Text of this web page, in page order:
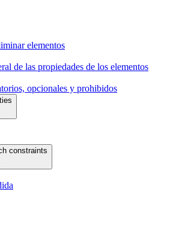
elementos
de las propiedades de los elementos
opcionales y prohibidos
constraints